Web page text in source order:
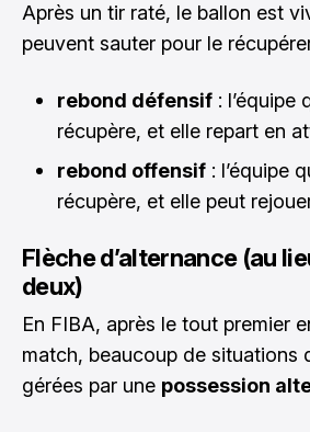
Après un tir raté, le ballon est
peuvent sauter pour le
rebond défensif : l’équipe
récupère, et elle repart en
rebond offensif : l’équipe
récupère, et elle peut
Flèche d’alternance (au
deux)
En FIBA, après le tout premier
match, beaucoup de situations
gérées par une possession